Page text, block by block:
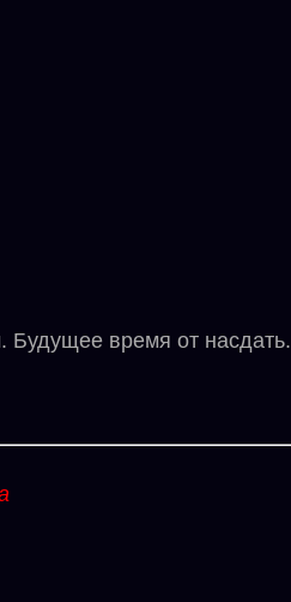
Будущее время от насдать.